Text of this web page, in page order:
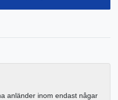
anländer inom endast någar